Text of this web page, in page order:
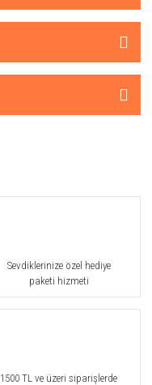
Sevdiklerinize özel hediye
paketi hizmeti
1500 TL ve üzeri siparişlerde